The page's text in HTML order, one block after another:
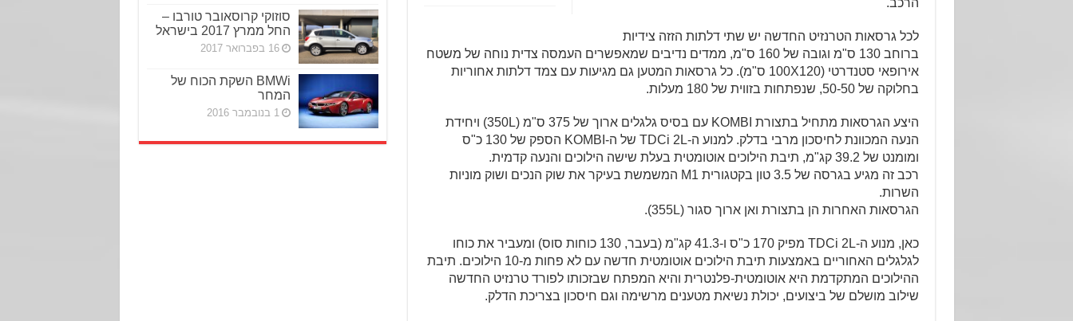
לכל גרסאות הטרנזיט החדשה יש שתי דלתות הזזה צידיות
ברוחב 130 ס"מ וגובה של 160 ס"מ, ממדים נדיבים שמאפשרים העמסה צדית נוחה של משטח
אירופאי סטנדרטי (100X120 ס"מ). כל גרסאות המטען גם מגיעות עם צמד דלתות אחוריות
בחלוקה של 50-50, שנפתחות בזווית של 180 מעלות.
היצע הגרסאות מתחיל בתצורת KOMBI עם בסיס גלגלים ארוך של 375 ס"מ (350L) ויחידת
הנעה המכוונת לחיסכון מרבי בדלק. למנוע ה-TDCi 2L של ה-KOMBI הספק של 130 כ"ס
ומומנט של 39.2 קג"מ, תיבת הילוכים אוטומטית בעלת שישה הילוכים והנעה קדמית.
רכב זה מגיע בגרסה של 3.5 טון בקטגורית M1 המשמשת בעיקר את שוק הנכים ושוק מוניות
השרות.
הגרסאות האחרות הן בתצורת ואן ארוך סגור (355L).
כאן, מנוע ה-TDCi 2L מפיק 170 כ"ס ו-41.3 קג"מ (בעבר, 130 כוחות סוס) ומעביר את כוחו
לגלגלים האחוריים באמצעות תיבת הילוכים אוטומטית חדשה עם לא פחות מ-10 הילוכים. תיבת
ההילוכים המתקדמת היא אוטומטית-פלנטרית והיא המפתח שבזכותו לפורד טרנזיט החדשה
שילוב מושלם של ביצועים, יכולת נשיאת מטענים מרשימה וגם חיסכון בצריכת הדלק.
סוזוקי קרוסאובר טורבו –
החל ממרץ 2017 בישראל
16 בפברואר 2017
BMWi השקת הכוח של
המחר
1 בנובמבר 2016